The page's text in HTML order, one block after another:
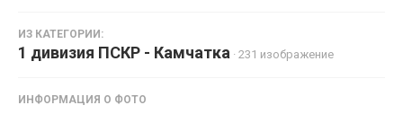
ИЗ КАТЕГОРИИ:
1 дивизия ПСКР - Камчатка · 231 изображение
ИНФОРМАЦИЯ О ФОТО